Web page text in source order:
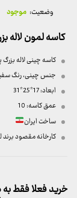
وضعیت: موجود
کاسه لمون لاله
کاسه چینی لاله
جنس چینی، رنگ
ابعاد: 17*25*31
عمق کاسه: 10
ساخت ایران
کارخانه مقصود
خرید فعلا فقط